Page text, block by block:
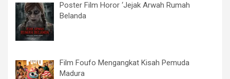
Poster Film Horor ‘Jejak Arwah Rumah
Belanda
Film Foufo Mengangkat Kisah Pemuda
Madura